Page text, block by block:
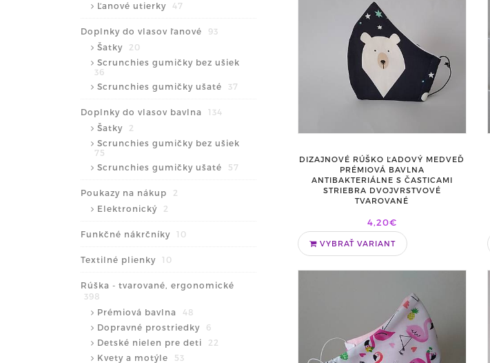
Ľanové utierky
47
Doplnky do vlasov ľanové
93
Šatky
20
Scrunchies gumičky bez ušiek
36
Scrunchies gumičky ušaté
37
Doplnky do vlasov bavlna
134
Šatky
2
Scrunchies gumičky bez ušiek
75
Scrunchies gumičky ušaté
57
Poukazy na nákup
2
Elektronický
2
Funkčné nákrčníky 10
Textilné plienky 10
Rúška - tvarované, ergonomické
398
Prémiová bavlna
48
Dopravné prostriedky
6
Detské nielen pre deti
22
Kvety a motýle
53
DIZAJNOVÉ RÚŠKO ĽADOVÝ MEDVEĎ
PRÉMIOVÁ BAVLNA
ANTIBAKTERIÁLNE S ČASTICAMI
STRIEBRA DVOJVRSTVOVÉ
TVAROVANÉ
4,20€
VYBRAŤ VARIANT